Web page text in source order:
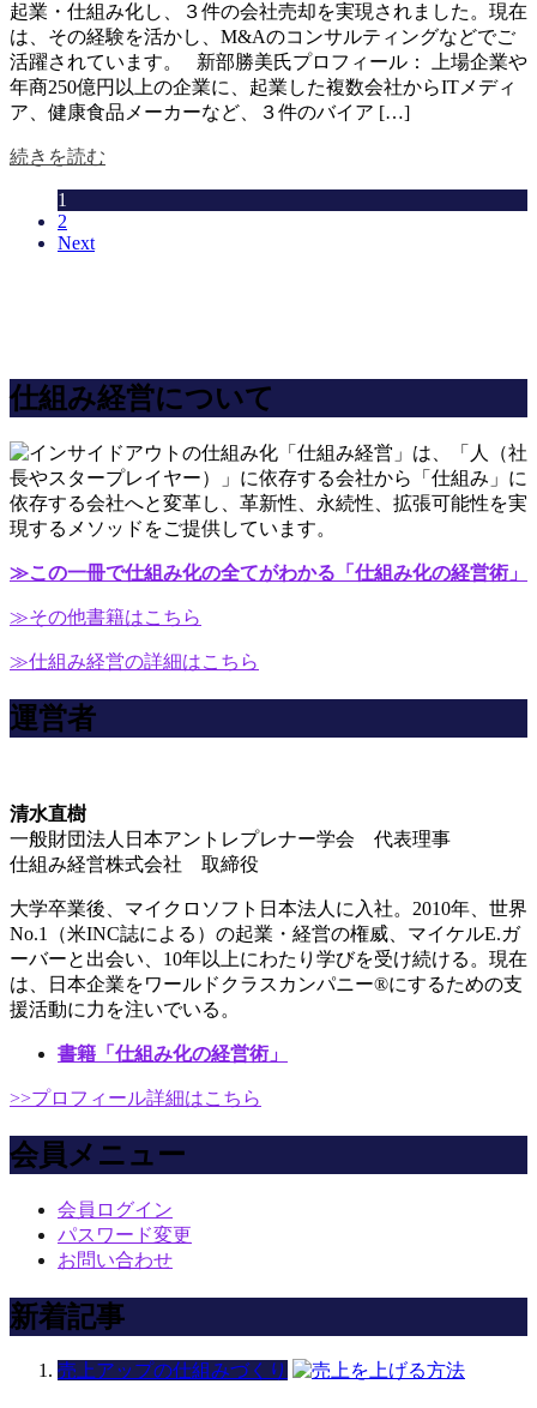
起業・仕組み化し、３件の会社売却を実現されました。現在
は、その経験を活かし、M&Aのコンサルティングなどでご
活躍されています。 新部勝美氏プロフィール： 上場企業や
年商250億円以上の企業に、起業した複数会社からITメディ
ア、健康食品メーカーなど、３件のバイア […]
続きを読む
1
2
Next
仕組み経営について
「仕組み経営」は、「人（社
長やスタープレイヤー）」に依存する会社から「仕組み」に
依存する会社へと変革し、革新性、永続性、拡張可能性を実
現するメソッドをご提供しています。
≫この一冊で仕組み化の全てがわかる「仕組み化の経営術」
≫その他書籍はこちら
≫仕組み経営の詳細はこちら
運営者
清水直樹
一般財団法人日本アントレプレナー学会 代表理事
仕組み経営株式会社 取締役
大学卒業後、マイクロソフト日本法人に入社。2010年、世界
No.1（米INC誌による）の起業・経営の権威、マイケルE.ガ
ーバーと出会い、10年以上にわたり学びを受け続ける。現在
は、日本企業をワールドクラスカンパニー®にするための支
援活動に力を注いでいる。
書籍「仕組み化の経営術」
>>プロフィール詳細はこちら
会員メニュー
会員ログイン
パスワード変更
お問い合わせ
新着記事
売上アップの仕組みづくり